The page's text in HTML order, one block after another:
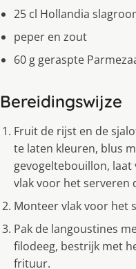
25 cl Hollandia
peper en zout
60 g geraspte
Bereidingswijze
Fruit de rijst en de
te laten kleuren, blus
gevogeltebouillon,
vlak voor het serveren
Monteer vlak voor het
Pak de langoustines
filodeeg, bestrijk met
frituur.